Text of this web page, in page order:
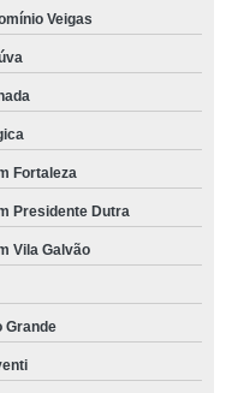
Veigas
Fortaleza
Presidente Dutra
Vila Galvão
Grande